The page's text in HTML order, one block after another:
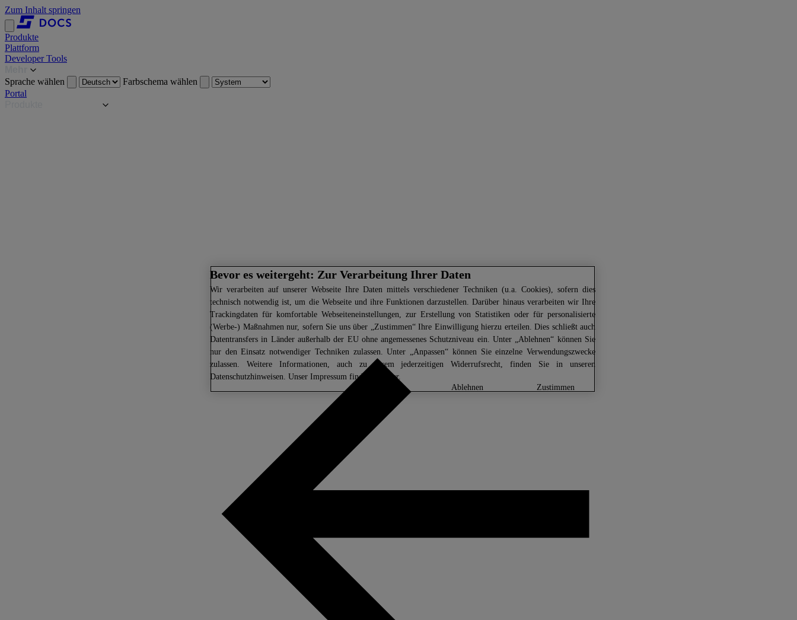
Zum Inhalt springen
Produkte
Plattform
Developer Tools
Sprache wählen
Farbschema wählen
Portal
Bevor es weitergeht: Zur Verarbeitung Ihrer Daten
Wir verarbeiten auf unserer Webseite Ihre Daten mittels verschiedener Techniken (u.a. Cookies), sofern dies
technisch notwendig ist, um die Webseite und ihre Funktionen darzustellen. Darüber hinaus verarbeiten wir Ihre
Trackingdaten für komfortable Webseiteneinstellungen, zur Erstellung von Statistiken oder für personalisierte
(Werbe-) Maßnahmen nur, sofern Sie uns über „Zustimmen“ Ihre Einwilligung hierzu erteilen. Dies schließt auch
Datentransfers in Länder außerhalb der EU ohne angemessenes Schutzniveau ein. Unter „Ablehnen“ können Sie
nur den Einsatz notwendiger Techniken zulassen. Unter „Anpassen“ können Sie einzelne Verwendungszwecke
zulassen. Weitere Informationen, auch zu Ihrem jederzeitigen Widerrufsrecht, finden Sie in unseren
Datenschutzhinweisen. Unser Impressum finden Sie
hier.
ablehnen
zustimmen